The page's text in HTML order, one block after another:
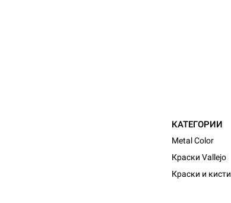
КАТЕГОРИИ
Metal Color
Краски Vallejo
Краски и кисти